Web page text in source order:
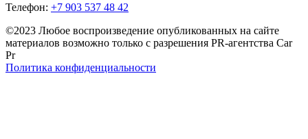
Телефон: +7 903 537 48 42
©2023 Любое воспроизведение опубликованных на сайте
материалов возможно только с разрешения PR-агентства Car
Pr
Политика конфиденциальности